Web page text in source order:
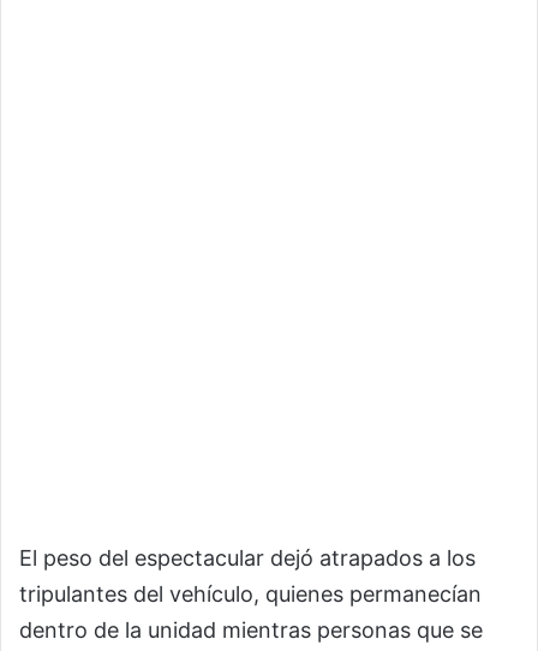
El peso del espectacular dejó atrapados a los
tripulantes del vehículo, quienes permanecían
dentro de la unidad mientras personas que se